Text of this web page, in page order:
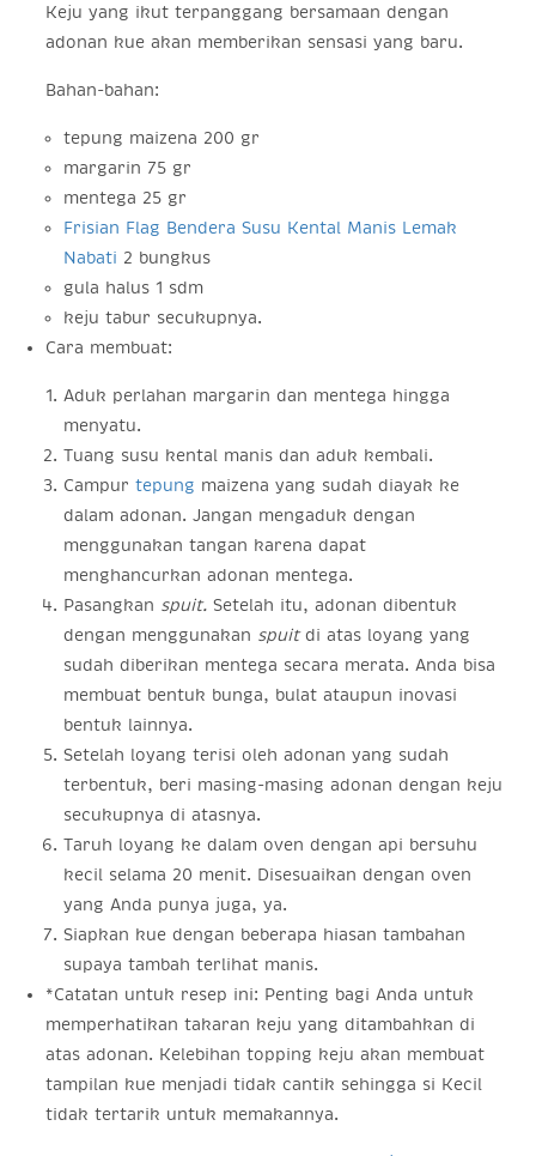
Keju yang ikut terpanggang bersamaan dengan
adonan kue akan memberikan sensasi yang baru.
Bahan-bahan:
tepung maizena 200 gr
margarin 75 gr
mentega 25 gr
Frisian Flag Bendera Susu Kental Manis Lemak
Nabati 2 bungkus
gula halus 1 sdm
keju tabur secukupnya.
Cara membuat:
Aduk perlahan margarin dan mentega hingga
menyatu.
Tuang susu kental manis dan aduk kembali.
Campur tepung maizena yang sudah diayak ke
dalam adonan. Jangan mengaduk dengan
menggunakan tangan karena dapat
menghancurkan adonan mentega.
Pasangkan spuit. Setelah itu, adonan dibentuk
dengan menggunakan spuit di atas loyang yang
sudah diberikan mentega secara merata. Anda bisa
membuat bentuk bunga, bulat ataupun inovasi
bentuk lainnya.
Setelah loyang terisi oleh adonan yang sudah
terbentuk, beri masing-masing adonan dengan keju
secukupnya di atasnya.
Taruh loyang ke dalam oven dengan api bersuhu
kecil selama 20 menit. Disesuaikan dengan oven
yang Anda punya juga, ya.
Siapkan kue dengan beberapa hiasan tambahan
supaya tambah terlihat manis.
*Catatan untuk resep ini: Penting bagi Anda untuk
memperhatikan takaran keju yang ditambahkan di
atas adonan. Kelebihan topping keju akan membuat
tampilan kue menjadi tidak cantik sehingga si Kecil
tidak tertarik untuk memakannya.